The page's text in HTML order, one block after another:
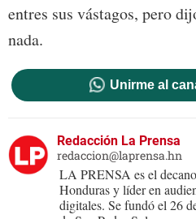
entres sus vástagos, pero
nada.
Unirme al
Redacción La Prensa
redaccion@laprensa.hn
LA PRENSA es el
Honduras y líder en
digitales. Se fundó el 26